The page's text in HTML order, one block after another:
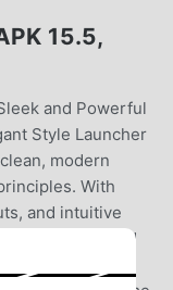
15.5,
and Powerful
Style Launcher
modern
With
and intuitive
productivity and
Key